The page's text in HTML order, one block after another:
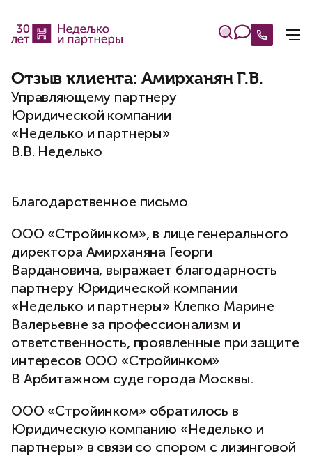
Отзыв клиента: Амирханян Г.В.
Управляющему партнеру
Юридической компании
«Неделько и партнеры»
В.В. Неделько
Благодарственное письмо
ООО «Стройинком», в лице генерального
директора Амирханяна Георги
Вардановича, выражает благодарность
партнеру Юридической компании
«Неделько и партнеры» Клепко Марине
Валерьевне за профессионализм и
ответственность, проявленные при защите
интересов ООО «Стройинком»
В Арбитажном суде города Москвы.
ООО «Стройинком» обратилось в
Юридическую компанию «Неделько и
партнеры» в связи со спором с лизинговой